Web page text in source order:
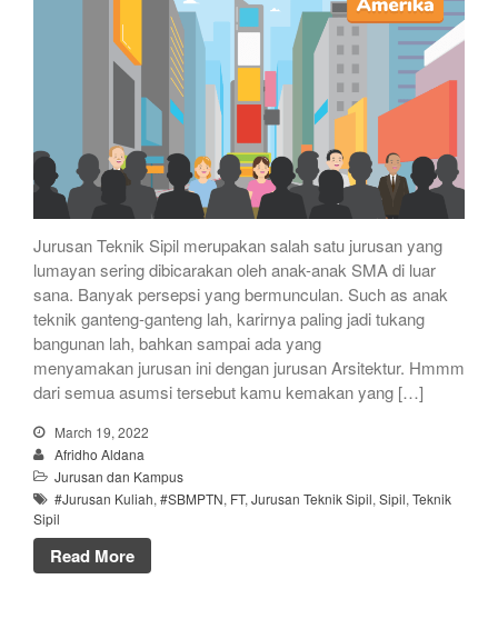
Jurusan Teknik Sipil merupakan salah satu jurusan yang
lumayan sering dibicarakan oleh anak-anak SMA di luar
sana. Banyak persepsi yang bermunculan. Such as anak
teknik ganteng-ganteng lah, karirnya paling jadi tukang
bangunan lah, bahkan sampai ada yang
menyamakan jurusan ini dengan jurusan Arsitektur. Hmmm
dari semua asumsi tersebut kamu kemakan yang […]
March 19, 2022
Afridho Aldana
Jurusan dan Kampus
#Jurusan Kuliah, #SBMPTN, FT, Jurusan Teknik Sipil, Sipil, Teknik
Sipil
Read More